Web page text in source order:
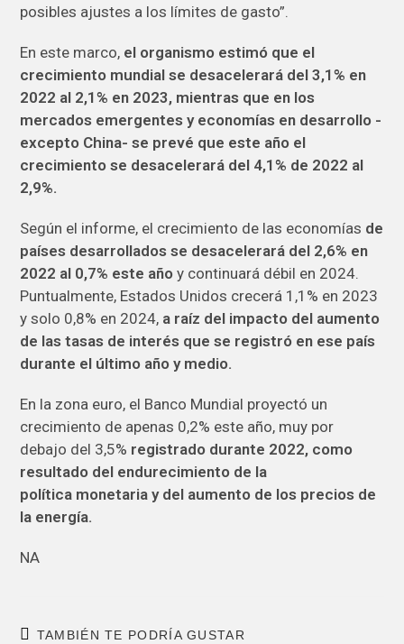
posibles ajustes a los límites de gasto”.
En este marco, el organismo estimó que el
crecimiento mundial se desacelerará del 3,1% en
2022 al 2,1% en 2023, mientras que en los
mercados emergentes y economías en desarrollo -
excepto China- se prevé que este año el
crecimiento se desacelerará del 4,1% de 2022 al
2,9%.
Según el informe, el crecimiento de las economías de
países desarrollados se desacelerará del 2,6% en
2022 al 0,7% este año y continuará débil en 2024.
Puntualmente, Estados Unidos crecerá 1,1% en 2023
y solo 0,8% en 2024, a raíz del impacto del aumento
de las tasas de interés que se registró en ese país
durante el último año y medio.
En la zona euro, el Banco Mundial proyectó un
crecimiento de apenas 0,2% este año, muy por
debajo del 3,5% registrado durante 2022, como
resultado del endurecimiento de la
política monetaria y del aumento de los precios de
la energía.
NA
TAMBIÉN TE PODRÍA GUSTAR